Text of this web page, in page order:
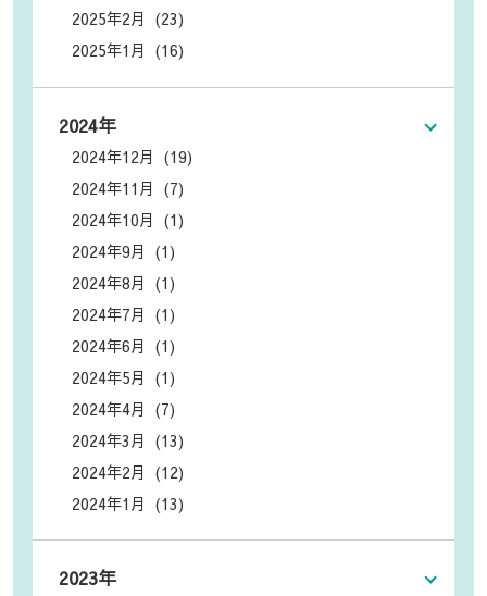
2025年2月 (23)
2025年1月 (16)
2024年
2024年12月 (19)
2024年11月 (7)
2024年10月 (1)
2024年9月 (1)
2024年8月 (1)
2024年7月 (1)
2024年6月 (1)
2024年5月 (1)
2024年4月 (7)
2024年3月 (13)
2024年2月 (12)
2024年1月 (13)
2023年